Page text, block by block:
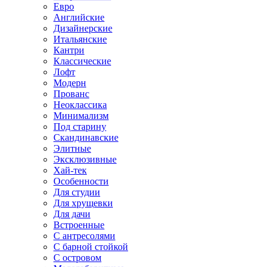
Евро
Английские
Дизайнерские
Итальянские
Кантри
Классические
Лофт
Модерн
Прованс
Неоклассика
Минимализм
Под старину
Скандинавские
Элитные
Эксклюзивные
Хай-тек
Особенности
Для студии
Для хрущевки
Для дачи
Встроенные
С антресолями
С барной стойкой
С островом